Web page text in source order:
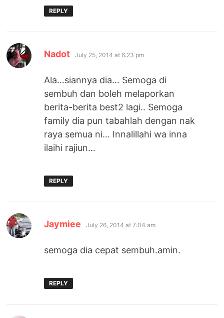
REPLY
Nadot says:
July 25, 2014 at 6:23 pm
Ala…siannya dia… Semoga di
sembuh dan boleh melaporkan
berita-berita best2 lagi.. Semoga
family dia pun tabahlah dengan nak
raya semua ni… Innalillahi wa inna
ilaihi rajiun…
REPLY
Jaymiee says:
July 26, 2014 at 7:04 am
semoga dia cepat sembuh.amin.
REPLY